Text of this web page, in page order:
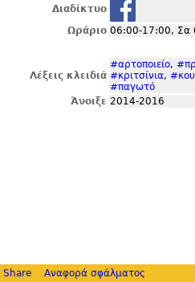
Διαδίκτυο
Ωράριο 06:00-17:00, Σα
Λέξεις κλειδιά
#αρτοποιείο,
#κριτσίνια,
#παγωτό
Άνοιξε 2014-2016
Share Αναφορά σφάλματος